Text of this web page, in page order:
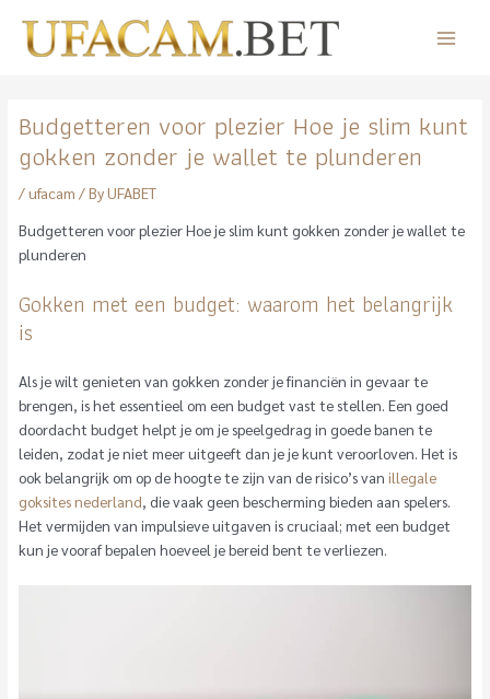
content
Main
Budgetteren voor plezier Hoe je slim kunt
gokken zonder je wallet te plunderen
/ufacam / ByUFABET
Budgetteren voor plezier Hoe je slim kunt gokken zonder je wallet te
plunderen
Gokken met een budget: waarom het belangrijk
is
Als je wilt genieten van gokken zonder je financiën in gevaar te
brengen, is het essentieel om een budget vast te stellen. Een goed
doordacht budget helpt je om je speelgedrag in goede banen te
leiden, zodat je niet meer uitgeeft dan je je kunt veroorloven. Het is
ook belangrijk om op de hoogte te zijn van de risico’s vanillegale
goksites nederland, die vaak geen bescherming bieden aan spelers.
Het vermijden van impulsieve uitgaven is cruciaal; met een budget
kun je vooraf bepalen hoeveel je bereid bent te verliezen.